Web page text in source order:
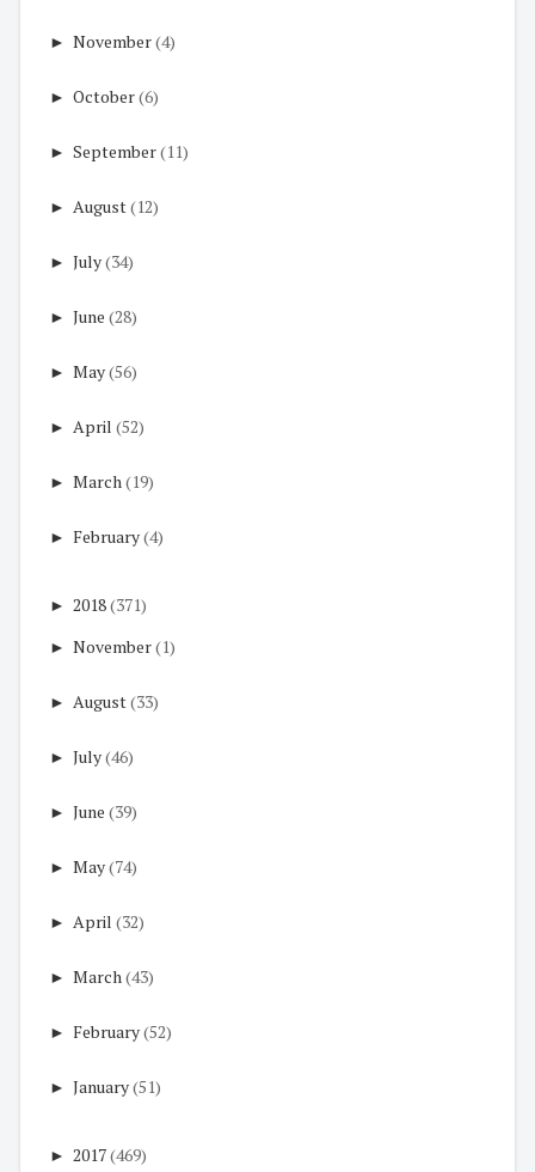
► November(4)
► October(6)
► September(11)
► August(12)
► July(34)
► June (28)
► May(56)
► April (52)
► March(19)
► February(4)
► 2018(371)
► November(1)
► August(33)
► July(46)
► June (39)
► May(74)
► April (32)
► March(43)
► February(52)
► January(51)
► 2017(469)